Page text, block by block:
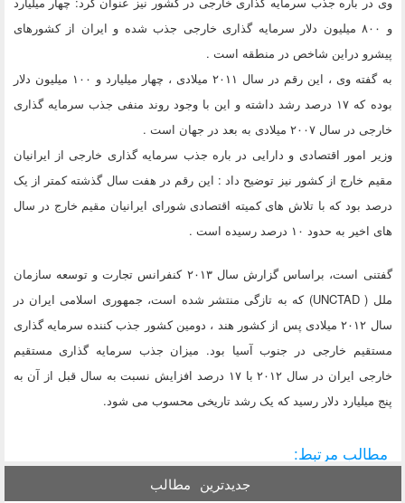
و ۸۰۰ میلیون دلار سرمایه گذاری خارجی جذب شده و ایران از کشورهای
پیشرو دراین شاخص در منطقه است .
به گفته وی ، این رقم در سال ۲۰۱۱ میلادی ، چهار میلیارد و ۱۰۰ میلیون دلار
بوده که ۱۷ درصد رشد داشته و این با وجود روند منفی جذب سرمایه گذاری
خارجی در سال ۲۰۰۷ میلادی به بعد در جهان است .
وزیر امور اقتصادی و دارایی در باره جذب سرمایه گذاری خارجی از ایرانیان
مقیم خارج از کشور نیز توضیح داد :‌ این رقم در هفت سال گذشته کمتر از یک
درصد بود که با تلاش های کمیته اقتصادی شورای ایرانیان مقیم خارج در سال
های اخیر به حدود ۱۰ درصد رسیده است .
گفتنی است، براساس گزارش سال ۲۰۱۳ کنفرانس تجارت و توسعه سازمان
ملل ( UNCTAD) که به تازگی منتشر شده است، جمهوری اسلامی ایران در
سال ۲۰۱۲ میلادی پس از کشور هند ، دومین کشور جذب کننده سرمایه گذاری
مستقیم خارجی در جنوب آسیا بود. میزان جذب سرمایه گذاری مستقیم
خارجی ایران در سال ۲۰۱۲ با ۱۷ درصد افزایش نسبت به سال قبل از آن به
پنج میلیارد دلار رسید که یک رشد تاریخی محسوب می شود.
مطالب مرتبط:
جدیدترین مطالب